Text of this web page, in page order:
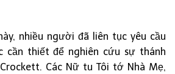
nhiều người đã liên tục yêu cầu
cần thiết để nghiên cứu sự thánh
Các Nữ tu Tôi tớ Nhà Mẹ,